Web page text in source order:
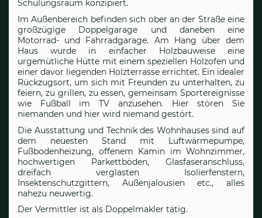
Schulungsraum konzipiert.
Im Außenbereich befinden sich ober an der Straße eine
großzügige Doppelgarage und daneben eine
Motorrad- und Fahrradgarage. Am Hang über dem
Haus wurde in einfacher Holzbauweise eine
urgemütliche Hütte mit einem speziellen Holzofen und
einer davor liegenden Holzterrasse errichtet. Ein idealer
Rückzugsort, um sich mit Freunden zu unterhalten, zu
feiern, zu grillen, zu essen, gemeinsam Sportereignisse
wie Fußball im TV anzusehen. Hier stören Sie
niemanden und hier wird niemand gestört.
Die Ausstattung und Technik des Wohnhauses sind auf
dem neuesten Stand mit Luftwärmepumpe,
Fußbodenheizung, offenem Kamin im Wohnzimmer,
hochwertigen Parkettböden, Glasfaseranschluss,
dreifach verglasten Isolierfenstern,
Insektenschutzgittern, Außenjalousien etc., alles
nahezu neuwertig.
Der Vermittler ist als Doppelmakler tätig.